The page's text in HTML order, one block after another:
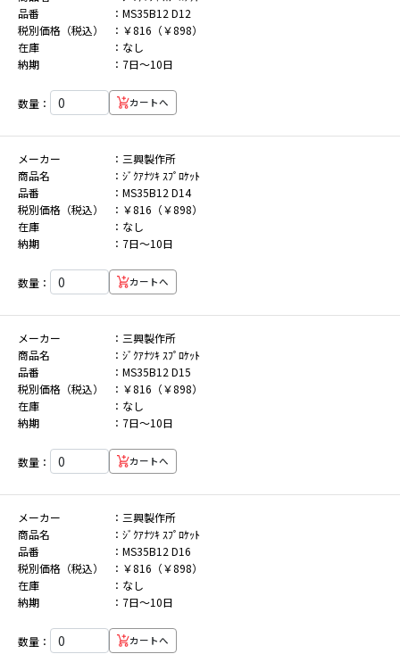
品番
MS35B12 D12
税別価格（税込）
￥816（￥898）
在庫
なし
納期
7日～10日
数量： カートへ
メーカー
三興製作所
商品名
ｼﾞｸｱﾅﾂｷ ｽﾌﾟﾛｹｯﾄ
品番
MS35B12 D14
税別価格（税込）
￥816（￥898）
在庫
なし
納期
7日～10日
数量： カートへ
メーカー
三興製作所
商品名
ｼﾞｸｱﾅﾂｷ ｽﾌﾟﾛｹｯﾄ
品番
MS35B12 D15
税別価格（税込）
￥816（￥898）
在庫
なし
納期
7日～10日
数量： カートへ
メーカー
三興製作所
商品名
ｼﾞｸｱﾅﾂｷ ｽﾌﾟﾛｹｯﾄ
品番
MS35B12 D16
税別価格（税込）
￥816（￥898）
在庫
なし
納期
7日～10日
数量： カートへ